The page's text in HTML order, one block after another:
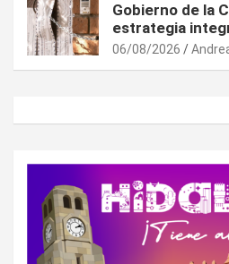
Gobierno de la
estrategia
06/08/2026